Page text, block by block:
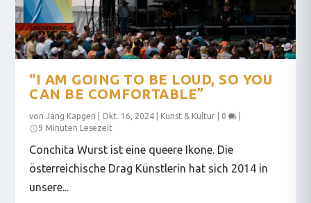
“I AM GOING TO BE LOUD, SO YOU
CAN BE COMFORTABLE”
vonJang Kapgen Okt. 16, 2024 Kunst & Kultur 0
9 Minuten Lesezeit
Conchita Wurst ist eine queere Ikone. Die
österreichische Drag Künstlerin hat sich 2014 in
unsere...